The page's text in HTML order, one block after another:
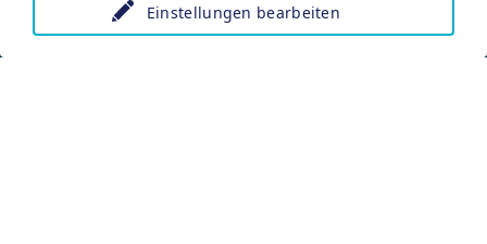
Bad Windsheim pro
Einstellungen bearbeiten